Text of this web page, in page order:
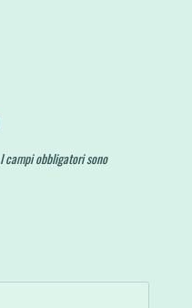
I campi obbligatori sono